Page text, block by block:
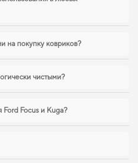
тойота камри становится разумным
и аккуратный внешний вид,
помогать вам поддерживать
только качественную продукцию.
на покупку ковриков?
чистыми?
Focus и Kuga?